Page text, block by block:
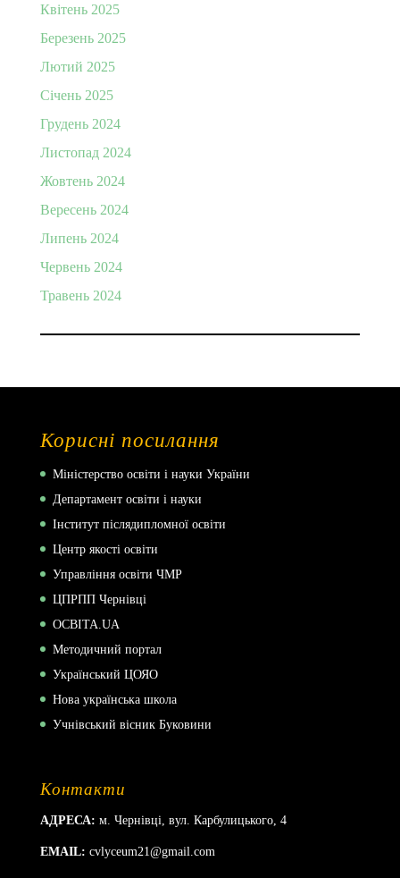
Квітень 2025
Березень 2025
Лютий 2025
Січень 2025
Грудень 2024
Листопад 2024
Жовтень 2024
Вересень 2024
Липень 2024
Червень 2024
Травень 2024
Корисні посилання
Міністерство освіти і науки України
Департамент освіти і науки
Інститут післядипломної освіти
Центр якості освіти
Управління освіти ЧМР
ЦПРПП Чернівці
ОСВІТА.UA
Методичний портал
Український ЦОЯО
Нова українська школа
Учнівський вісник Буковини
Контакти
АДРЕСА: м. Чернівці, вул. Карбулицького, 4
EMAIL: cvlyceum21@gmail.com